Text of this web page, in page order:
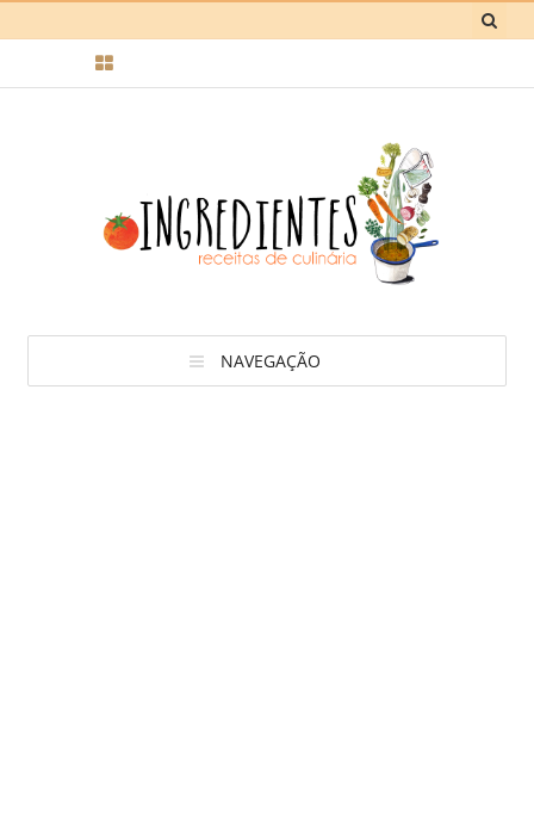
NAVEGAÇÃO